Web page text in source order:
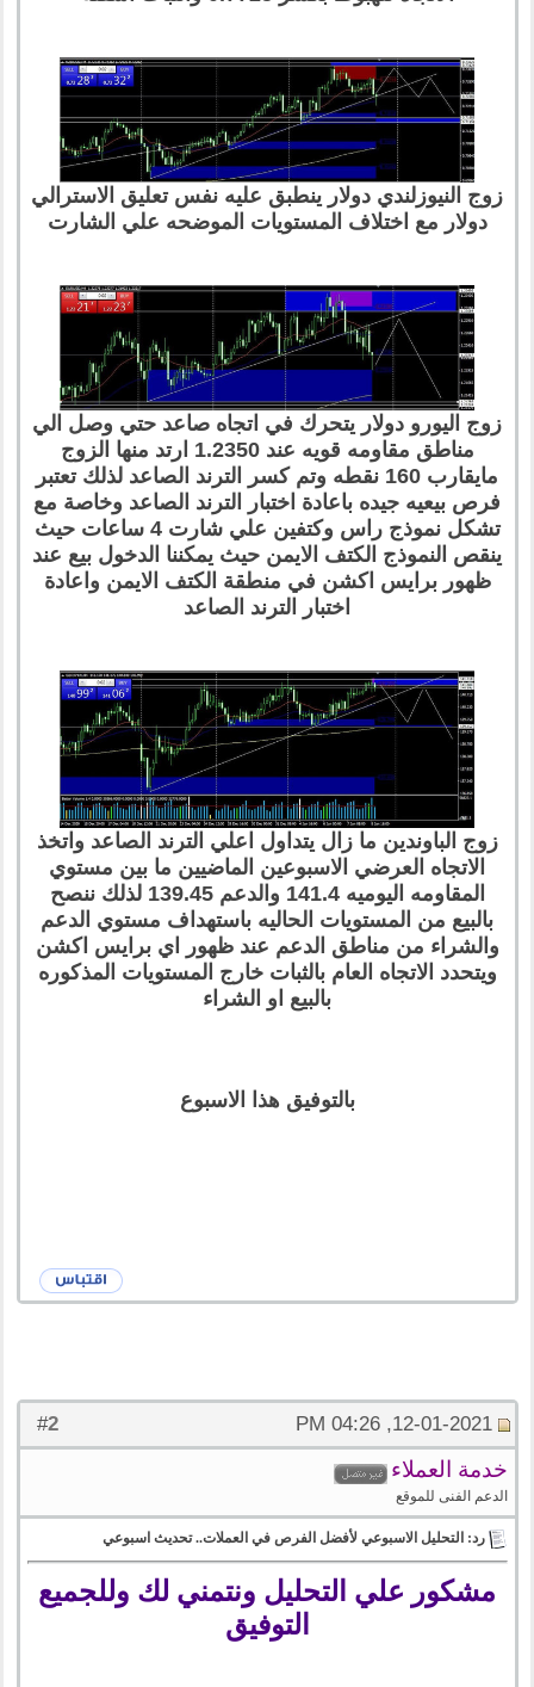
زوج النيوزلندي دولار ينطبق عليه نفس تعليق الاسترالي
دولار مع اختلاف المستويات الموضحه علي الشارت
زوج اليورو دولار يتحرك في اتجاه صاعد حتي وصل الي
مناطق مقاومه قويه عند 1.2350 ارتد منها الزوج
مايقارب 160 نقطه وتم كسر الترند الصاعد لذلك تعتبر
فرص بيعيه جيده باعادة اختبار الترند الصاعد وخاصة مع
تشكل نموذج راس وكتفين علي شارت 4 ساعات حيث
ينقص النموذج الكتف الايمن حيث يمكننا الدخول بيع عند
ظهور برايس اكشن في منطقة الكتف الايمن واعادة
اختبار الترند الصاعد
زوج الباوندين ما زال يتداول اعلي الترند الصاعد واتخذ
الاتجاه العرضي الاسبوعين الماضيين ما بين مستوي
المقاومه اليوميه 141.4 والدعم 139.45 لذلك ننصح
بالبيع من المستويات الحاليه باستهداف مستوي الدعم
والشراء من مناطق الدعم عند ظهور اي برايس اكشن
ويتحدد الاتجاه العام بالثبات خارج المستويات المذكوره
بالبيع او الشراء
بالتوفيق هذا الاسبوع
#
2 12-01-2021, 04:26 PM
خدمة العملاء
الدعم الفنى للموقع
رد: التحليل الاسبوعي لأفضل الفرص في العملات.. تحديث اسبوعي
مشكور علي التحليل ونتمني لك وللجميع
التوفيق